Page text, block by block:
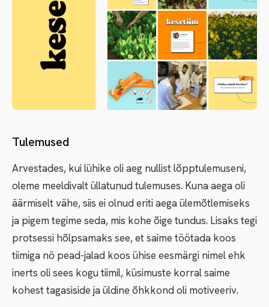
Tulemused
Arvestades, kui lühike oli aeg nullist lõpptulemuseni,
oleme meeldivalt üllatunud tulemuses. Kuna aega oli
äärmiselt vähe, siis ei olnud eriti aega ülemõtlemiseks
ja pigem tegime seda, mis kohe õige tundus. Lisaks tegi
protsessi hõlpsamaks see, et saime töötada koos
tiimiga nö pead-jalad koos ühise eesmärgi nimel ehk
inerts oli sees kogu tiimil, küsimuste korral saime
kohest tagasiside ja üldine õhkkond oli motiveeriv.